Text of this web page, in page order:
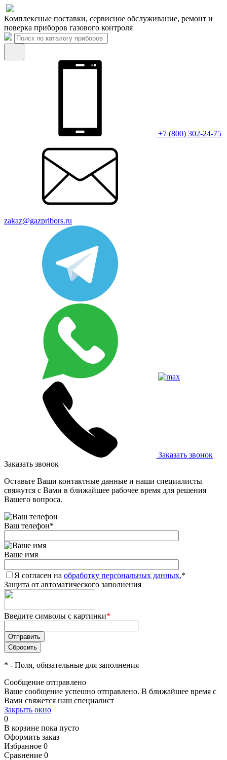
Комплексные поставки, сервисное обслуживание, ремонт и
поверка приборов газового контроля
+7 (800) 302-24-75
zakaz@gazpribors.ru
Заказать звонок
Заказать звонок
Оставьте Ваши контактные данные и наши специалисты
свяжутся с Вами в ближайшее рабочее время для решения
Вашего вопроса.
Ваш телефон*
Ваше имя
Я согласен на обработку персональных данных.*
Защита от автоматического заполнения
Введите символы с картинки*
* - Поля, обязательные для заполнения
Сообщение отправлено
Ваше сообщение успешно отправлено. В ближайшее время с
Вами свяжется наш специалист
Закрыть окно
0
В корзине пока пусто
Оформить заказ
Избранное 0
Сравнение 0